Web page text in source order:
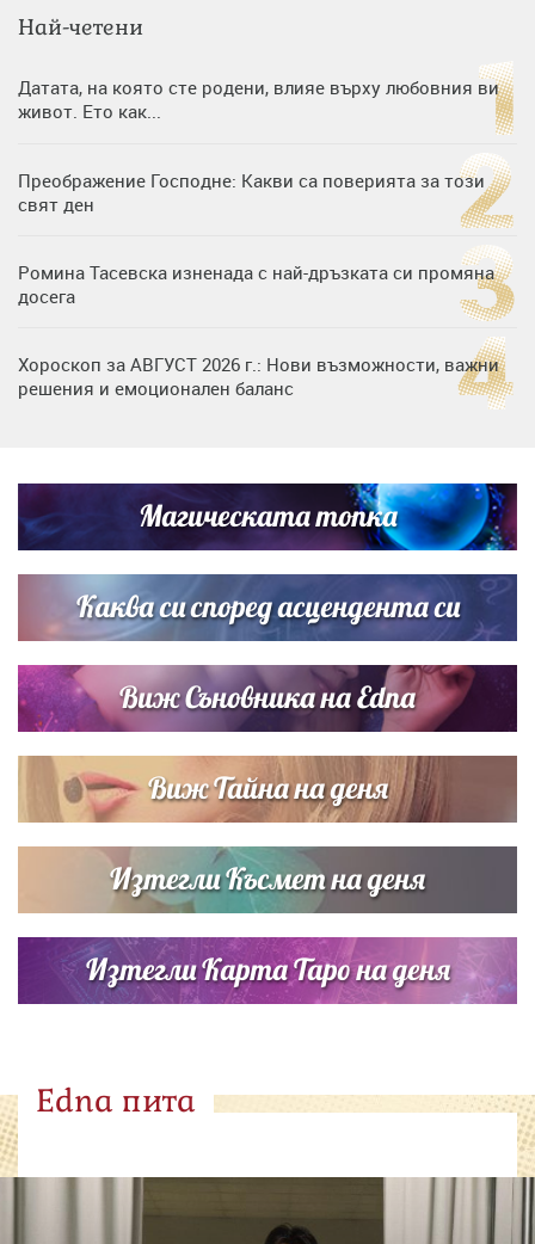
Най-четени
Датата, на която сте родени, влияе върху любовния ви
живот. Ето как...
Преображение Господне: Какви са поверията за този
свят ден
Ромина Тасевска изненада с най-дръзката си промяна
досега
Хороскоп за АВГУСТ 2026 г.: Нови възможности, важни
решения и емоционален баланс
си деца на семейна морска приказка
Звездна ваканция в Майорка: Дженифър Анистън,
Кортни Кокс и Джим Къртис заедно на яхта
Магическата топка
Каква си според асцендента си
Виж Съновника на Edna
Виж Тайна на деня
Изтегли Късмет на деня
Изтегли Карта Таро на деня
Edna пита